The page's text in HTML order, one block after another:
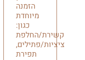
הזמנה
מיוחדת
כגון:
קשירת/החלפת
ציציות/פתילים,
תפירת